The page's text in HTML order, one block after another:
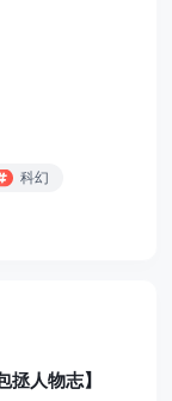
科幻
人物志】